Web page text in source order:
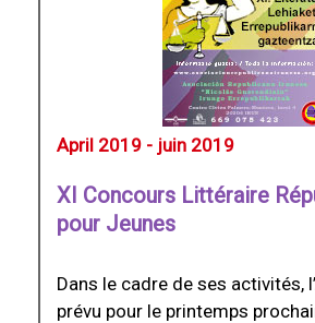
April 2019 - juin 2019
XI Concours Littéraire
pour Jeunes
Dans le cadre de ses activités,
prévu pour le printemps